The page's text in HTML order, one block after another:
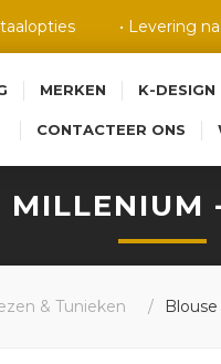
• Levering
MERKEN K-DESIGN
CONTACTEER ONS
& Tunieken /
MILLENIUM